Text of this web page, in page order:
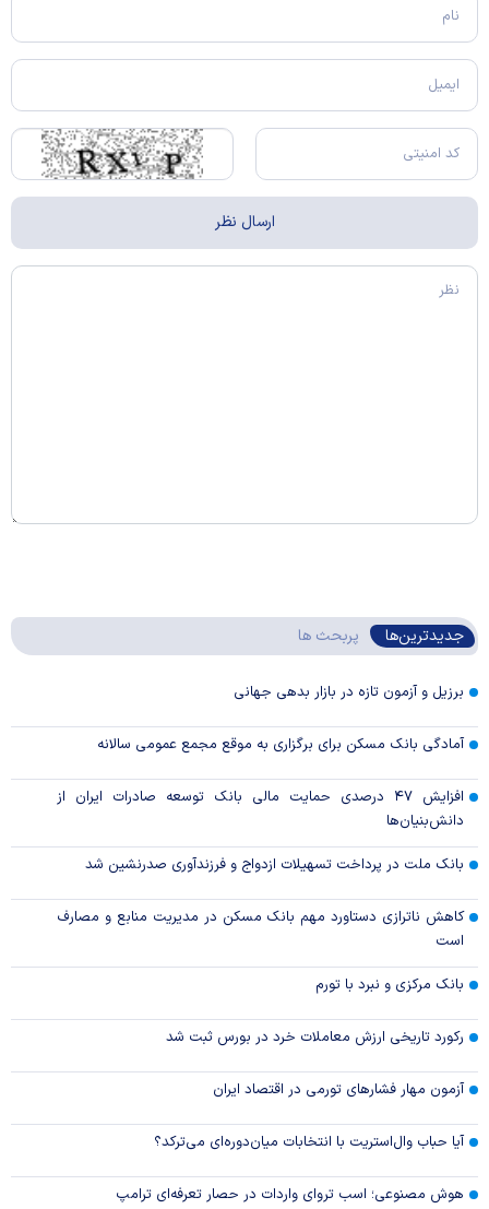
جدیدترین‌ها پربحث ها
برزیل و آزمون تازه در بازار بدهی جهانی
آمادگی بانک مسکن برای برگزاری به موقع مجمع عمومی سالانه
افزایش ۴۷ درصدی حمایت مالی بانک توسعه صادرات ایران از
دانش‌بنیان‌ها
بانک ملت در پرداخت تسهیلات ازدواج و فرزندآوری صدرنشین شد
کاهش ناترازی دستاورد مهم بانک مسکن در مدیریت منابع و مصارف
است
بانک مرکزی و نبرد با تورم
رکورد تاریخی ارزش معاملات خرد در بورس ثبت شد
آزمون مهار فشار‌های تورمی در اقتصاد ایران
آیا حباب وال‌استریت با انتخابات میان‌دوره‌ای می‌ترکد؟
هوش مصنوعی؛ اسب تروای واردات در حصار تعرفه‌ای ترامپ